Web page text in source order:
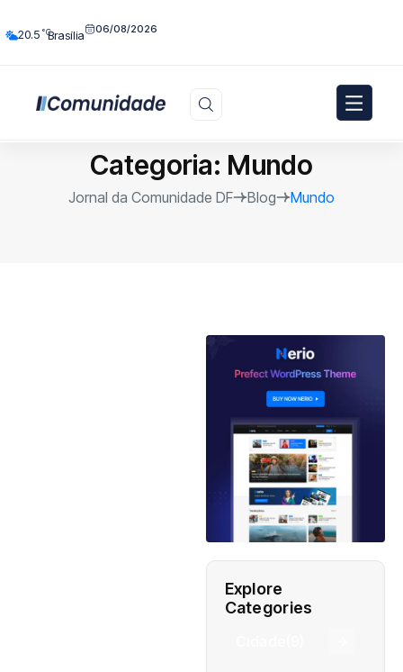
20.5 °CBrasília 06/08/2026
Categoria: Mundo
Jornal da Comunidade DF Blog Mundo
Explore
Categories